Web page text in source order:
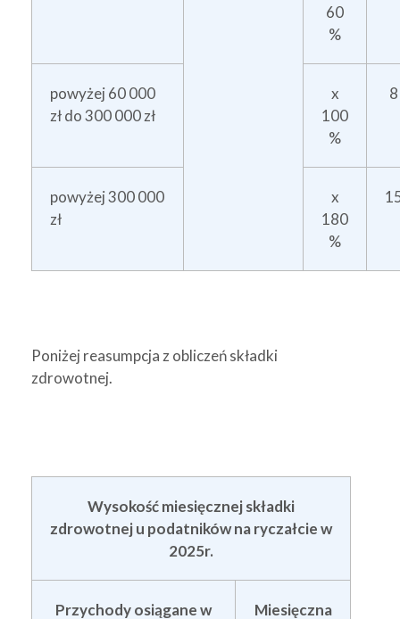
60
%
powyżej 60 000
zł do 300 000 zł
x
100
%
powyżej 300 000
zł
x
180
%
Poniżej reasumpcja z obliczeń składki
zdrowotnej.
Wysokość miesięcznej składki
zdrowotnej u podatników na ryczałcie w
2025r.
Przychody osiągane w Miesięczna